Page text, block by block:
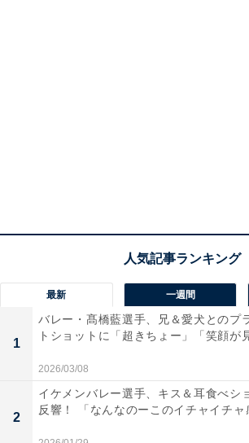
最新 一週間
1
バレー・髙橋藍選手、兄＆愛犬とのプ
トショットに「超きちょー」「笑顔が
2026/03/08
2
イケメンバレー選手、キス＆耳食べシ
反響！ 「なんなのーこのイチャイチャ